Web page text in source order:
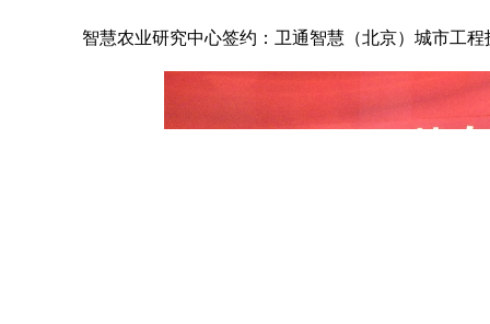
智慧农业研究中心签约：卫通智慧（北京）城市工